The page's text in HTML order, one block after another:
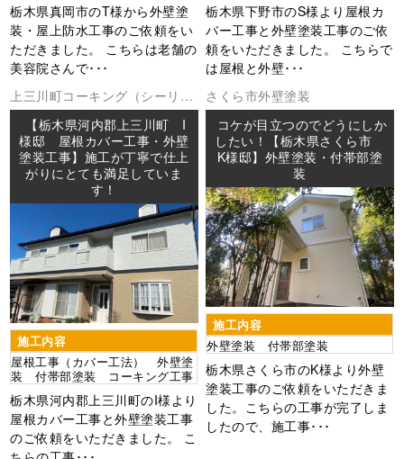
栃木県真岡市のT様から外壁塗
装・屋上防水工事のご依頼をい
ただきました。 こちらは老舗の
美容院さんで･･･
栃木県下野市のS様より屋根カ
バー工事と外壁塗装工事のご依
頼をいただきました。 こちらで
は屋根と外壁･･･
上三川町コーキング（シーリン
グ外壁塗装屋根工事防水工事
【栃木県河内郡上三川町 I
様邸 屋根カバー工事・外壁
塗装工事】施工が丁寧で仕上
がりにとても満足していま
す！
施工内容
屋根工事（カバー工法） 外壁塗
装 付帯部塗装 コーキング工事
栃木県河内郡上三川町のI様より
屋根カバー工事と外壁塗装工事
のご依頼をいただきました。 こ
さくら市外壁塗装
コケが目立つのでどうにしか
したい！【栃木県さくら市
K様邸】外壁塗装・付帯部塗
装
施工内容
外壁塗装 付帯部塗装
栃木県さくら市のK様より外壁
塗装工事のご依頼をいただきま
した。こちらの工事が完了しま
したので、施工事･･･